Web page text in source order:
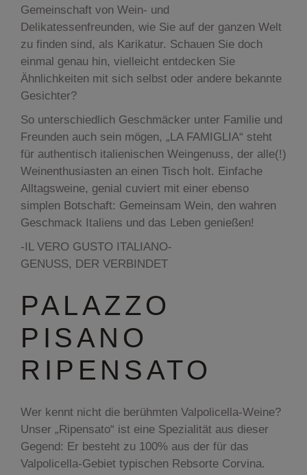
Gemeinschaft von Wein- und
Delikatessenfreunden, wie Sie auf der ganzen Welt
zu finden sind, als Karikatur. Schauen Sie doch
einmal genau hin, vielleicht entdecken Sie
Ähnlichkeiten mit sich selbst oder andere bekannte
Gesichter?
So unterschiedlich Geschmäcker unter Familie und
Freunden auch sein mögen, „LA FAMIGLIA“ steht
für authentisch italienischen Weingenuss, der alle(!)
Weinenthusiasten an einen Tisch holt. Einfache
Alltagsweine, genial cuviert mit einer ebenso
simplen Botschaft: Gemeinsam Wein, den wahren
Geschmack Italiens und das Leben genießen!
-IL VERO GUSTO ITALIANO-
GENUSS, DER VERBINDET
PALAZZO
PISANO
RIPENSATO
Wer kennt nicht die berühmten Valpolicella-Weine?
Unser „Ripensato“ ist eine Spezialität aus dieser
Gegend: Er besteht zu 100% aus der für das
Valpolicella-Gebiet typischen Rebsorte Corvina.